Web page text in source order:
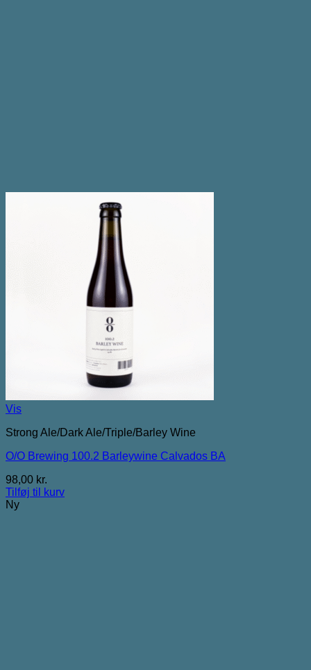
Vis
Strong Ale/Dark Ale/Triple/Barley Wine
O/O Brewing 100.2 Barleywine Calvados BA
98,00 kr.
Tilføj til kurv
Ny